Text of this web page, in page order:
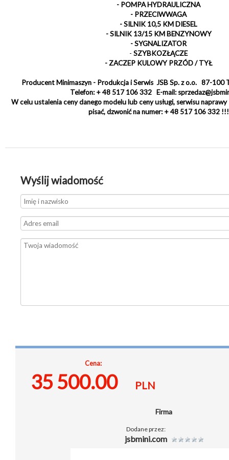
- POMPA HYDRAULICZNA
- PRZECIWWAGA
- SILNIK 10,5 KM DIESEL
- SILNIK 13/15 KM BENZYNOWY
- SYGNALIZATOR
- SZYBKOZŁĄCZE
- ZACZEP KULOWY PRZÓD / TYŁ
Producent Minimaszyn - Produkcja i Serwis JSB Sp. z o.o. 87-100
Telefon: + 48 517 106 332 E-mail:
W celu ustalenia ceny danego modelu lub ceny usługi, serwisu
pisać, dzwonić na numer: + 48 517 106 332 !!!
Wyślij wiadomość
Cena:
35 500.00 PLN
Firma
Dodane przez:
jsbmini.com